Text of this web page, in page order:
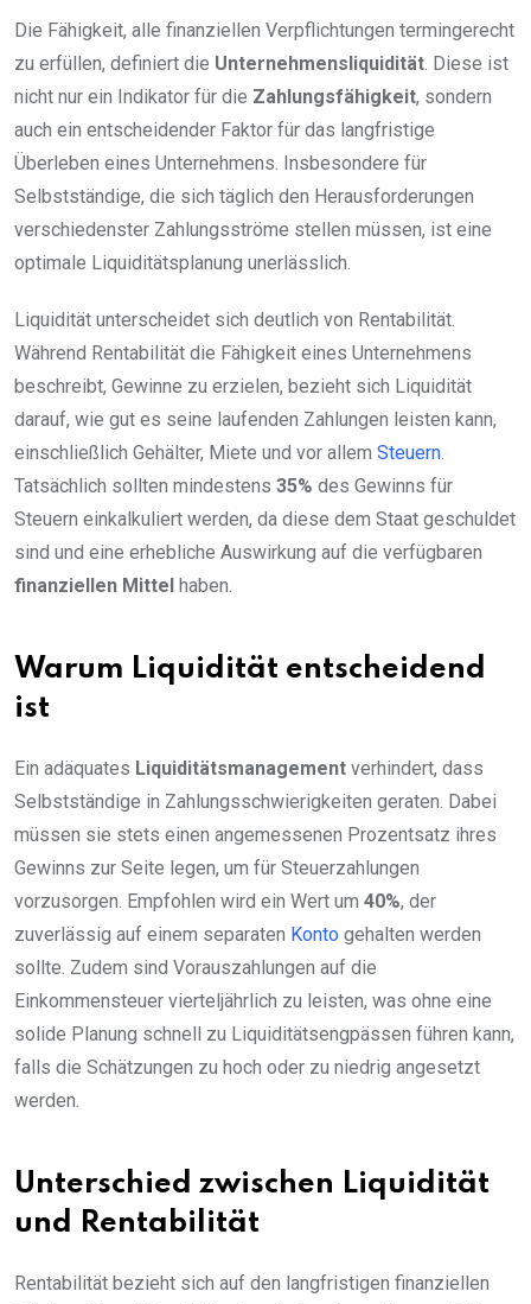
Die Fähigkeit, alle finanziellen Verpflichtungen termingerecht
zu erfüllen, definiert die Unternehmensliquidität. Diese ist
nicht nur ein Indikator für die Zahlungsfähigkeit, sondern
auch ein entscheidender Faktor für das langfristige
Überleben eines Unternehmens. Insbesondere für
Selbstständige, die sich täglich den Herausforderungen
verschiedenster Zahlungsströme stellen müssen, ist eine
optimale Liquiditätsplanung unerlässlich.
Liquidität unterscheidet sich deutlich von Rentabilität.
Während Rentabilität die Fähigkeit eines Unternehmens
beschreibt, Gewinne zu erzielen, bezieht sich Liquidität
darauf, wie gut es seine laufenden Zahlungen leisten kann,
einschließlich Gehälter, Miete und vor allem Steuern.
Tatsächlich sollten mindestens 35% des Gewinns für
Steuern einkalkuliert werden, da diese dem Staat geschuldet
sind und eine erhebliche Auswirkung auf die verfügbaren
finanziellen Mittel haben.
Warum Liquidität entscheidend
ist
Ein adäquates Liquiditätsmanagement verhindert, dass
Selbstständige in Zahlungsschwierigkeiten geraten. Dabei
müssen sie stets einen angemessenen Prozentsatz ihres
Gewinns zur Seite legen, um für Steuerzahlungen
vorzusorgen. Empfohlen wird ein Wert um 40%, der
zuverlässig auf einem separaten Konto gehalten werden
sollte. Zudem sind Vorauszahlungen auf die
Einkommensteuer vierteljährlich zu leisten, was ohne eine
solide Planung schnell zu Liquiditätsengpässen führen kann,
falls die Schätzungen zu hoch oder zu niedrig angesetzt
werden.
Unterschied zwischen Liquidität
und Rentabilität
Rentabilität bezieht sich auf den langfristigen finanziellen